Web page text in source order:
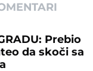
Prebio
da skoči sa